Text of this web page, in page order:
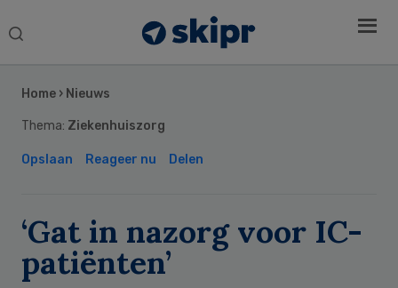
Search
Home › Nieuws
Thema: Ziekenhuiszorg
Opslaan Reageer nu Delen
‘Gat in nazorg voor IC-
patiënten’
Sidebar